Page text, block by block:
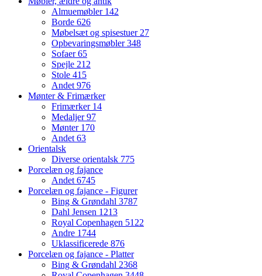
Almuemøbler 142
Borde 626
Møbelsæt og spisestuer27
Opbevaringsmøbler348
Sofaer65
Spejle 212
Stole 415
Andet976
Mønter & Frimærker
Frimærker 14
Medaljer97
Mønter 170
Andet63
Orientalsk
Diverse orientalsk 775
Porcelæn og fajance
Andet6745
Porcelæn og fajance - Figurer
Bing & Grøndahl 3787
Dahl Jensen 1213
Royal Copenhagen 5122
Andre 1744
Uklassificerede 876
Porcelæn og fajance - Platter
Bing & Grøndahl 2368